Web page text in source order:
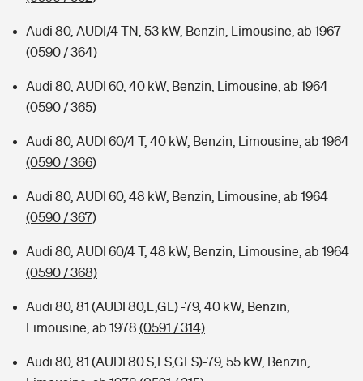
Audi 80, AUDI/4 TN, 53 kW, Benzin, Limousine, ab 1967
(0590 / 364)
Audi 80, AUDI 60, 40 kW, Benzin, Limousine, ab 1964
(0590 / 365)
Audi 80, AUDI 60/4 T, 40 kW, Benzin, Limousine, ab 1964
(0590 / 366)
Audi 80, AUDI 60, 48 kW, Benzin, Limousine, ab 1964
(0590 / 367)
Audi 80, AUDI 60/4 T, 48 kW, Benzin, Limousine, ab 1964
(0590 / 368)
Audi 80, 81 (AUDI 80,L,GL) -79, 40 kW, Benzin,
Limousine, ab 1978 (0591 / 314)
Audi 80, 81 (AUDI 80 S,LS,GLS)-79, 55 kW, Benzin,